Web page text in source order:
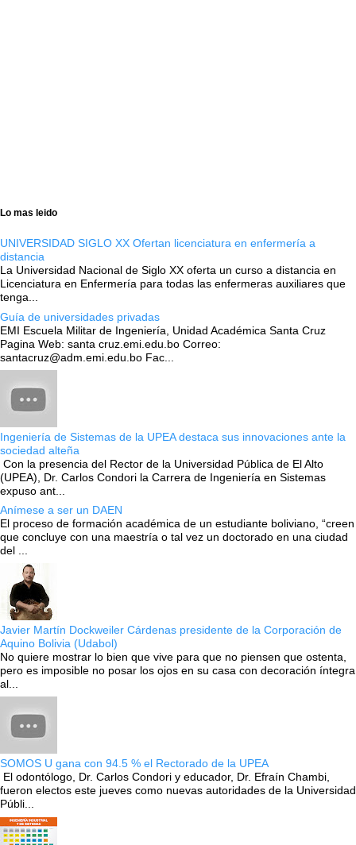
Lo mas leido
UNIVERSIDAD SIGLO XX Ofertan licenciatura en enfermería a
distancia
La Universidad Nacional de Siglo XX oferta un curso a distancia en
Licenciatura en Enfermería para todas las enfermeras auxiliares que
tenga...
Guía de universidades privadas
EMI Escuela Militar de Ingeniería, Unidad Académica Santa Cruz
Pagina Web: santa cruz.emi.edu.bo Correo:
santacruz@adm.emi.edu.bo Fac...
Ingeniería de Sistemas de la UPEA destaca sus innovaciones ante la
sociedad alteña
Con la presencia del Rector de la Universidad Pública de El Alto
(UPEA), Dr. Carlos Condori la Carrera de Ingeniería en Sistemas
expuso ant...
Anímese a ser un DAEN
El proceso de formación académica de un estudiante boliviano, “creen
que concluye con una maestría o tal vez un doctorado en una ciudad
del ...
Javier Martín Dockweiler Cárdenas presidente de la Corporación de
Aquino Bolivia (Udabol)
No quiere mostrar lo bien que vive para que no piensen que ostenta,
pero es imposible no posar los ojos en su casa con decoración íntegra
al...
SOMOS U gana con 94.5 % el Rectorado de la UPEA
El odontólogo, Dr. Carlos Condori y educador, Dr. Efraín Chambi,
fueron electos este jueves como nuevas autoridades de la Universidad
Públi...